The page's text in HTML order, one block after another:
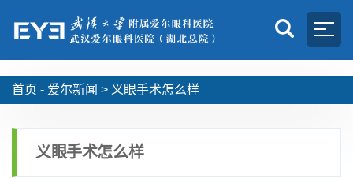
首页 - 爱尔新闻 > 义眼手术怎么样
义眼手术怎么样